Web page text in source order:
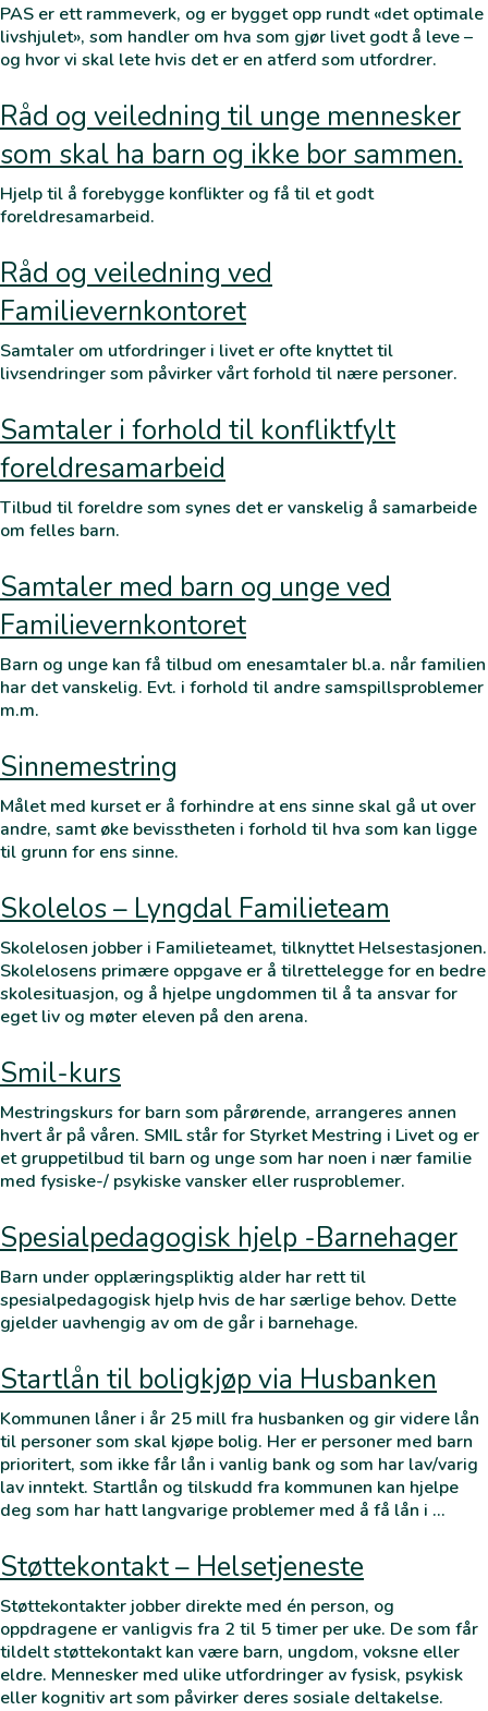
PAS er ett rammeverk, og er bygget opp rundt «det optimale
livshjulet», som handler om hva som gjør livet godt å leve –
og hvor vi skal lete hvis det er en atferd som utfordrer.
Råd og veiledning til unge mennesker
som skal ha barn og ikke bor sammen.
Hjelp til å forebygge konflikter og få til et godt
foreldresamarbeid.
Råd og veiledning ved
Familievernkontoret
Samtaler om utfordringer i livet er ofte knyttet til
livsendringer som påvirker vårt forhold til nære personer.
Samtaler i forhold til konfliktfylt
foreldresamarbeid
Tilbud til foreldre som synes det er vanskelig å samarbeide
om felles barn.
Samtaler med barn og unge ved
Familievernkontoret
Barn og unge kan få tilbud om enesamtaler bl.a. når familien
har det vanskelig. Evt. i forhold til andre samspillsproblemer
m.m.
Sinnemestring
Målet med kurset er å forhindre at ens sinne skal gå ut over
andre, samt øke bevisstheten i forhold til hva som kan ligge
til grunn for ens sinne.
Skolelos – Lyngdal Familieteam
Skolelosen jobber i Familieteamet, tilknyttet Helsestasjonen.
Skolelosens primære oppgave er å tilrettelegge for en bedre
skolesituasjon, og å hjelpe ungdommen til å ta ansvar for
eget liv og møter eleven på den arena.
Smil-kurs
Mestringskurs for barn som pårørende, arrangeres annen
hvert år på våren. SMIL står for Styrket Mestring i Livet og er
et gruppetilbud til barn og unge som har noen i nær familie
med fysiske-/ psykiske vansker eller rusproblemer.
Spesialpedagogisk hjelp -Barnehager
Barn under opplæringspliktig alder har rett til
spesialpedagogisk hjelp hvis de har særlige behov. Dette
gjelder uavhengig av om de går i barnehage.
Startlån til boligkjøp via Husbanken
Kommunen låner i år 25 mill fra husbanken og gir videre lån
til personer som skal kjøpe bolig. Her er personer med barn
prioritert, som ikke får lån i vanlig bank og som har lav/varig
lav inntekt. Startlån og tilskudd fra kommunen kan hjelpe
deg som har hatt langvarige problemer med å få lån i …
Støttekontakt – Helsetjeneste
Støttekontakter jobber direkte med én person, og
oppdragene er vanligvis fra 2 til 5 timer per uke. De som får
tildelt støttekontakt kan være barn, ungdom, voksne eller
eldre. Mennesker med ulike utfordringer av fysisk, psykisk
eller kognitiv art som påvirker deres sosiale deltakelse.